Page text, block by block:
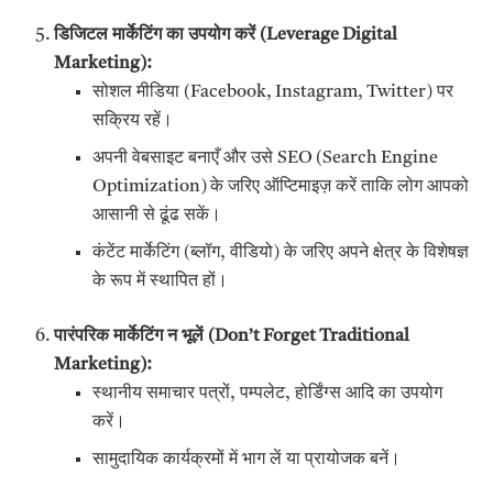
डिजिटल मार्केटिंग का उपयोग करें (Leverage Digital
Marketing):
सोशल मीडिया (Facebook, Instagram, Twitter) पर
सक्रिय रहें।
अपनी वेबसाइट बनाएँ और उसे SEO (Search Engine
Optimization) के जरिए ऑप्टिमाइज़ करें ताकि लोग आपको
आसानी से ढूंढ सकें।
कंटेंट मार्केटिंग (ब्लॉग, वीडियो) के जरिए अपने क्षेत्र के विशेषज्ञ
के रूप में स्थापित हों।
पारंपरिक मार्केटिंग न भूलें (Don’t Forget Traditional
Marketing):
स्थानीय समाचार पत्रों, पम्पलेट, होर्डिंग्स आदि का उपयोग
करें।
सामुदायिक कार्यक्रमों में भाग लें या प्रायोजक बनें।